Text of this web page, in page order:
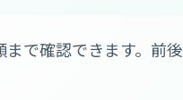
で確認できます。前後